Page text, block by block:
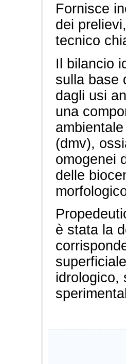
Fornisce
dei
tecnico
Il bilancio
sulla base
dagli usi
una
(dmv),
omogenei
delle
è stata la
idrologico,